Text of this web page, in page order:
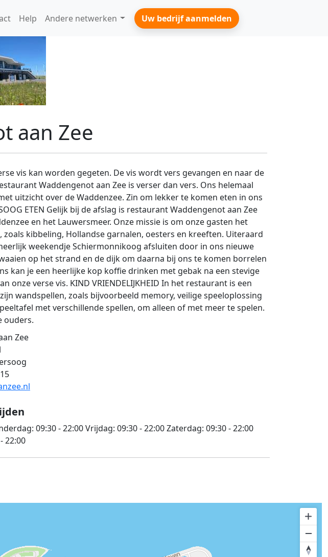
Help Andere netwerken Uw bedrijf aanmelden
aan Zee
vis kan worden gegeten. De vis wordt vers gevangen en naar de
Waddengenot aan Zee is verser dan vers. Ons helemaal
uitzicht over de Waddenzee. Zin om lekker te komen eten in ons
ETEN Gelijk bij de afslag is restaurant Waddengenot aan Zee
en het Lauwersmeer. Onze missie is om onze gasten het
kibbeling, Hollandse garnalen, oesters en kreeften. Uiteraard
weekendje Schiermonnikoog afsluiten door in ons nieuwe
op het strand en de dijk om daarna bij ons te komen borrelen
kan je een heerlijke kop koffie drinken met gebak na een stevige
verse vis. KIND VRIENDELIJKHEID In het restaurant is een
wandspellen, zoals bijvoorbeeld memory, veilige speeloplossing
met verschillende spellen, om alleen of met meer te spelen.
ouders.
Zee
09:30 - 22:00Vrijdag: 09:30 - 22:00Zaterdag: 09:30 - 22:00
22:00